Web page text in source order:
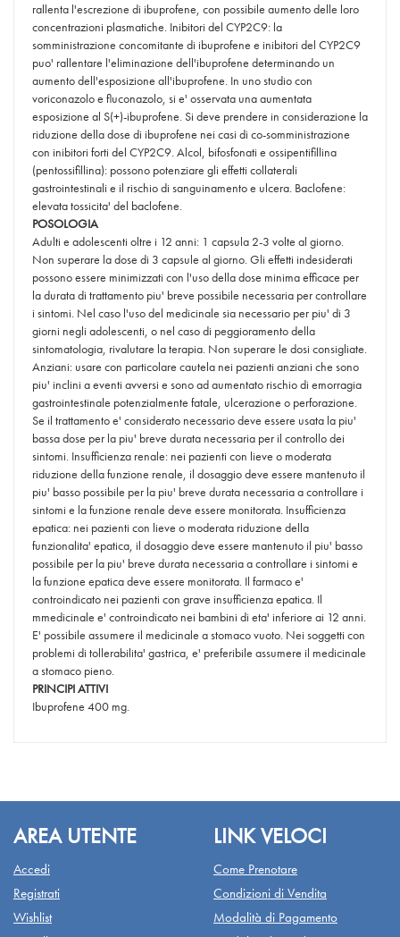
rallenta l'escrezione di ibuprofene, con possibile aumento delle loro
concentrazioni plasmatiche. Inibitori del CYP2C9: la
somministrazione concomitante di ibuprofene e inibitori del CYP2C9
puo' rallentare l'eliminazione dell'ibuprofene determinando un
aumento dell'esposizione all'ibuprofene. In uno studio con
voriconazolo e fluconazolo, si e' osservata una aumentata
esposizione al S(+)-ibuprofene. Si deve prendere in considerazione la
riduzione della dose di ibuprofene nei casi di co-somministrazione
con inibitori forti del CYP2C9. Alcol, bifosfonati e ossipentifillina
(pentossifillina): possono potenziare gli effetti collaterali
gastrointestinali e il rischio di sanguinamento e ulcera. Baclofene:
elevata tossicita' del baclofene.
POSOLOGIA
Adulti e adolescenti oltre i 12 anni: 1 capsula 2-3 volte al giorno.
Non superare la dose di 3 capsule al giorno. Gli effetti indesiderati
possono essere minimizzati con l'uso della dose minima efficace per
la durata di trattamento piu' breve possibile necessaria per controllare
i sintomi. Nel caso l'uso del medicinale sia necessario per piu' di 3
giorni negli adolescenti, o nel caso di peggioramento della
sintomatologia, rivalutare la terapia. Non superare le dosi consigliate.
Anziani: usare con particolare cautela nei pazienti anziani che sono
piu' inclini a eventi avversi e sono ad aumentato rischio di emorragia
gastrointestinale potenzialmente fatale, ulcerazione o perforazione.
Se il trattamento e' considerato necessario deve essere usata la piu'
bassa dose per la piu' breve durata necessaria per il controllo dei
sintomi. Insufficienza renale: nei pazienti con lieve o moderata
riduzione della funzione renale, il dosaggio deve essere mantenuto il
piu' basso possibile per la piu' breve durata necessaria a controllare i
sintomi e la funzione renale deve essere monitorata. Insufficienza
epatica: nei pazienti con lieve o moderata riduzione della
funzionalita' epatica, il dosaggio deve essere mantenuto il piu' basso
possibile per la piu' breve durata necessaria a controllare i sintomi e
la funzione epatica deve essere monitorata. Il farmaco e'
controindicato nei pazienti con grave insufficienza epatica. Il
mmedicinale e' controindicato nei bambini di eta' inferiore ai 12 anni.
E' possibile assumere il medicinale a stomaco vuoto. Nei soggetti con
problemi di tollerabilita' gastrica, e' preferibile assumere il medicinale
a stomaco pieno.
PRINCIPI ATTIVI
Ibuprofene 400 mg.
AREA UTENTE
Accedi
Registrati
Wishlist
LINK VELOCI
Come Prenotare
Condizioni di Vendita
Modalità di Pagamento